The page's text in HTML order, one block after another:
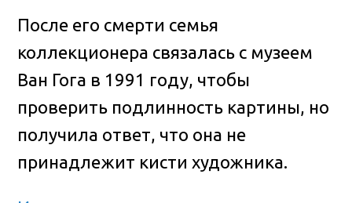
После его смерти семья
коллекционера связалась с музеем
Ван Гога в 1991 году, чтобы
проверить подлинность картины, но
получила ответ, что она не
принадлежит кисти художника.